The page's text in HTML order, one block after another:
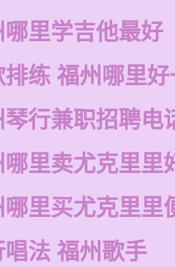
里学吉他最好
排练 福州哪里
行兼职招聘电
里卖尤克里里
里买尤克里里
唱法 福州歌手